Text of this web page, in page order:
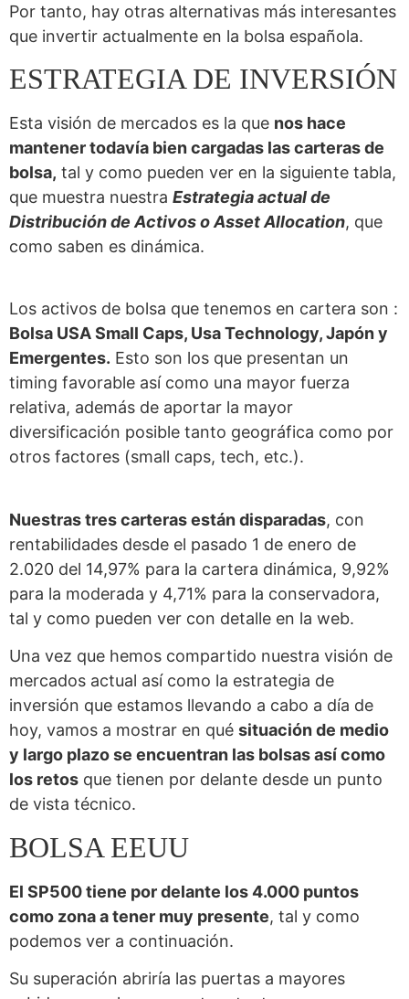
Por tanto, hay otras alternativas más interesantes
que invertir actualmente en la bolsa española.
ESTRATEGIA DE INVERSIÓN
Esta visión de mercados es la que nos hace
mantener todavía bien cargadas las carteras de
bolsa, tal y como pueden ver en la siguiente tabla,
que muestra nuestra Estrategia actual de
Distribución de Activos o Asset Allocation, que
como saben es dinámica.
Los activos de bolsa que tenemos en cartera son :
Bolsa USA Small Caps, Usa Technology, Japón y
Emergentes. Esto son los que presentan un
timing favorable así como una mayor fuerza
relativa, además de aportar la mayor
diversificación posible tanto geográfica como por
otros factores (small caps, tech, etc.).
Nuestras tres carteras están disparadas, con
rentabilidades desde el pasado 1 de enero de
2.020 del 14,97% para la cartera dinámica, 9,92%
para la moderada y 4,71% para la conservadora,
tal y como pueden ver con detalle en la web.
Una vez que hemos compartido nuestra visión de
mercados actual así como la estrategia de
inversión que estamos llevando a cabo a día de
hoy, vamos a mostrar en qué situación de medio
y largo plazo se encuentran las bolsas así como
los retos que tienen por delante desde un punto
de vista técnico.
BOLSA EEUU
El SP500 tiene por delante los 4.000 puntos
como zona a tener muy presente, tal y como
podemos ver a continuación.
Su superación abriría las puertas a mayores